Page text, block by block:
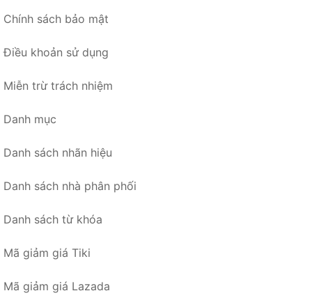
Chính sách bảo mật
Điều khoản sử dụng
Miễn trừ trách nhiệm
Danh mục
Danh sách nhãn hiệu
Danh sách nhà phân phối
Danh sách từ khóa
Mã giảm giá Tiki
Mã giảm giá Lazada